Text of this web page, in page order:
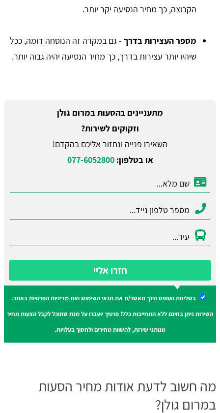
הקבוצה, כך מחיר הנסיעה יקר יותר.
מספר העצירות בדרך - גם במקרה זה הנוסחה דומה, ככל
שיהיו יותר עצירות בדרך, כך מחיר הנסיעה יהיה גבוה יותר.
מתעניינים בהסעות במרום גולן
וזקוקים לשירות?
השאירו פנייה ונחזור אליכם בהקדם!
או בטלפון:077-6052800
חזרו אליי
בשליחת הטופס הינך מאשר/ת אתתנאי השימושואתמדיניות הפרטיותבאתר.
השירות ניתן בחינם ללא התחייבות כלל! פרטיך יועברו על מנת שתוכל לקבל הצעות מחיר
מנותני שירות, להשוות מחירים ולחסוך בעלויות.
מה חשוב לדעת אודות מחיר הסעות
במרום גולן?